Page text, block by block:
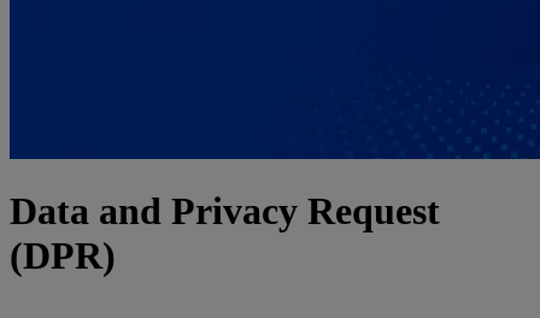
Data and Privacy Request
(DPR)